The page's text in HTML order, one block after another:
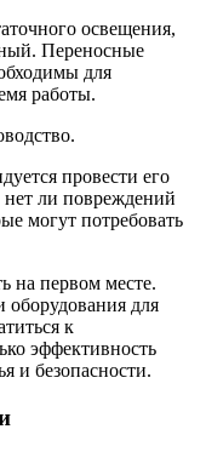
освещения,
Переносные
для
работы.
провести его
нет ли повреждений
могут потребовать
на первом месте.
оборудования для
к
эффективность
и безопасности.